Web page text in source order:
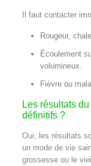
Il faut contacter
Rougeur,
Écoulement
volumineux.
Fièvre ou
Les résultats
définitifs ?
Oui, les résultats
un mode de vie
grossesse ou le